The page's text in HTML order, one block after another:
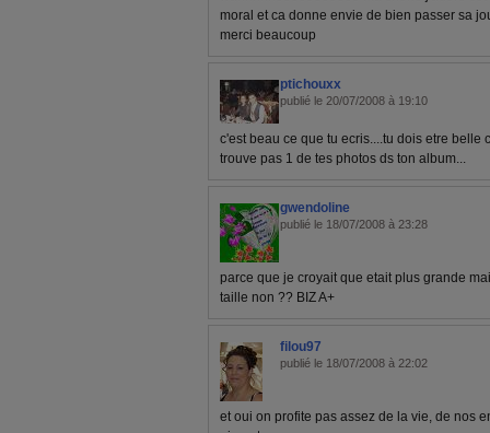
moral et ca donne envie de bien passer sa
merci beaucoup
ptichouxx
publié le 20/07/2008 à 19:10
c'est beau ce que tu ecris....tu dois etre belle
trouve pas 1 de tes photos ds ton album...
gwendoline
publié le 18/07/2008 à 23:28
parce que je croyait que etait plus grande
taille non ?? BIZ A+
filou97
publié le 18/07/2008 à 22:02
et oui on profite pas assez de la vie, de nos